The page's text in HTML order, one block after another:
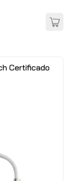
Certificado